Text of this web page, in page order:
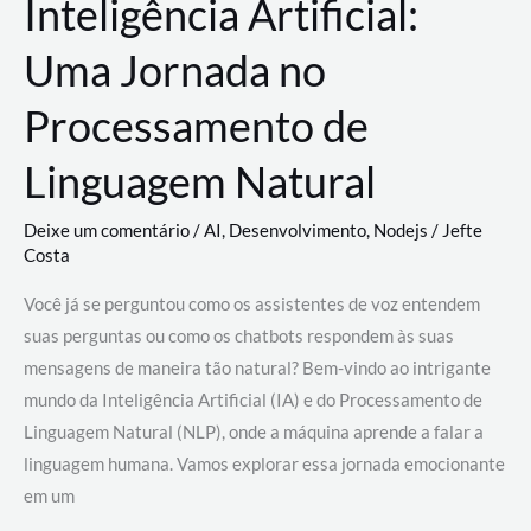
Inteligência Artificial:
Uma Jornada no
Processamento de
Linguagem Natural
Deixe um comentário/AI, Desenvolvimento, Nodejs / Jefte
Costa
Você já se perguntou como os assistentes de voz entendem
suas perguntas ou como os chatbots respondem às suas
mensagens de maneira tão natural? Bem-vindo ao intrigante
mundo da Inteligência Artificial (IA) e do Processamento de
Linguagem Natural (NLP), onde a máquina aprende a falar a
linguagem humana. Vamos explorar essa jornada emocionante
em um